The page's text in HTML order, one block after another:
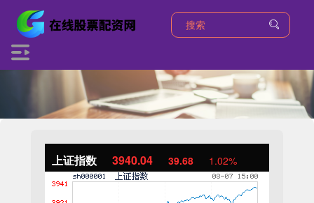
上证指数 3940.04 39.68 1.02%